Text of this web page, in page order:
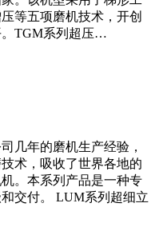
等五项磨机技术，开创
。TGM系列超压…
几年的磨机生产经验，
术，吸收了世界各地的
。本系列产品是一种专
交付。 LUM系列超细立